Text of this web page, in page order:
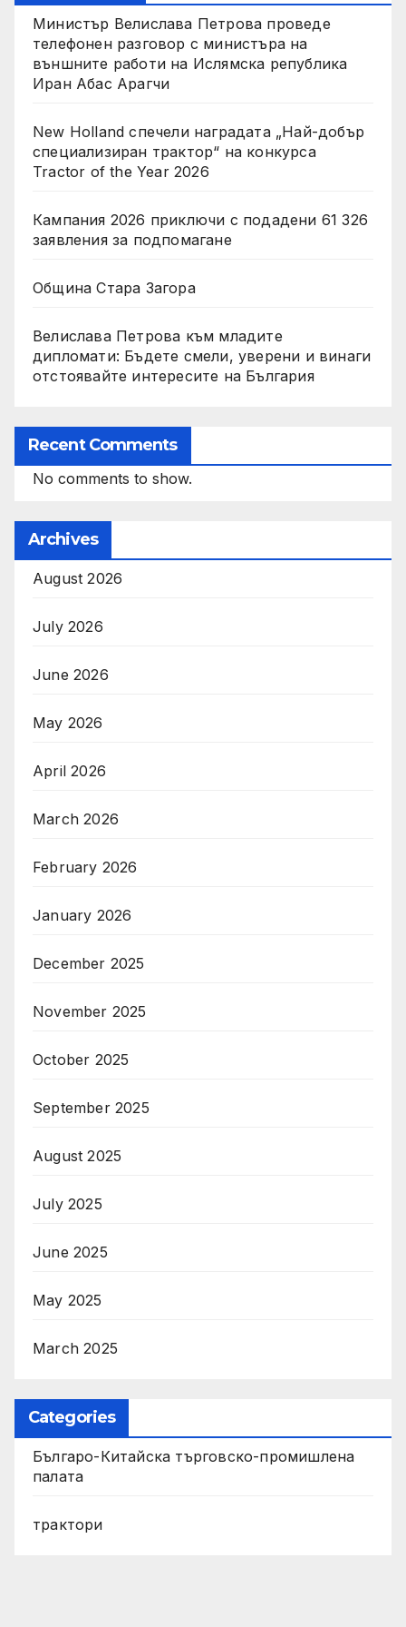
Министър Велислава Петрова проведе
телефонен разговор с министъра на
външните работи на Ислямска република
Иран Абас Арагчи
New Holland спечели наградата „Най-добър
специализиран трактор“ на конкурса
Tractor of the Year 2026
Кампания 2026 приключи с подадени 61 326
заявления за подпомагане
Община Стара Загора
Велислава Петрова към младите
дипломати: Бъдете смели, уверени и винаги
отстоявайте интересите на България
Recent Comments
No comments to show.
Archives
August 2026
July 2026
June 2026
May 2026
April 2026
March 2026
February 2026
January 2026
December 2025
November 2025
October 2025
September 2025
August 2025
July 2025
June 2025
May 2025
March 2025
Categories
Българо-Китайска търговско-промишлена
палата
трактори